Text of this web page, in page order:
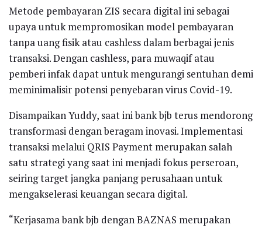
Metode pembayaran ZIS secara digital ini sebagai
upaya untuk mempromosikan model pembayaran
tanpa uang fisik atau cashless dalam berbagai jenis
transaksi. Dengan cashless, para muwaqif atau
pemberi infak dapat untuk mengurangi sentuhan demi
meminimalisir potensi penyebaran virus Covid-19.
Disampaikan Yuddy, saat ini bank bjb terus mendorong
transformasi dengan beragam inovasi. Implementasi
transaksi melalui QRIS Payment merupakan salah
satu strategi yang saat ini menjadi fokus perseroan,
seiring target jangka panjang perusahaan untuk
mengakselerasi keuangan secara digital.
“Kerjasama bank bjb dengan BAZNAS merupakan